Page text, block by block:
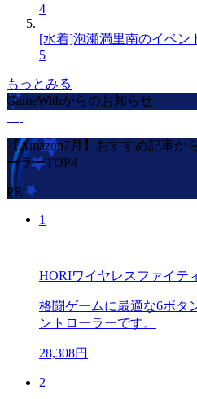
4
[水着]泡瀬満里南のイベン
5
もっとみる
GameWithからのお知らせ
【Amazon7月】おすすめ記事
ーラーTOP4
PR
1
HORIワイヤレスファイテ
格闘ゲームに最適な6ボタ
ントローラーです。
28,308円
2